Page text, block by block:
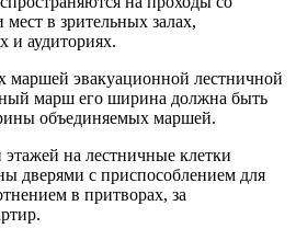
в зрительных залах,
и аудиториях.
маршей эвакуационной лестничной
марш его ширина должна быть
объединяемых маршей.
на лестничные клетки
дверями с приспособлением для
в притворах, за